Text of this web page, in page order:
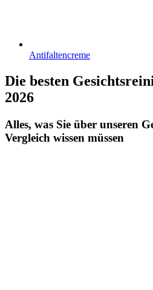
Antifaltencreme
Die besten
2026
Alles, was Sie über unseren
Vergleich wissen müssen